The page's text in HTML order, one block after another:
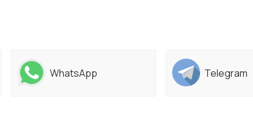
WhatsApp Telegram